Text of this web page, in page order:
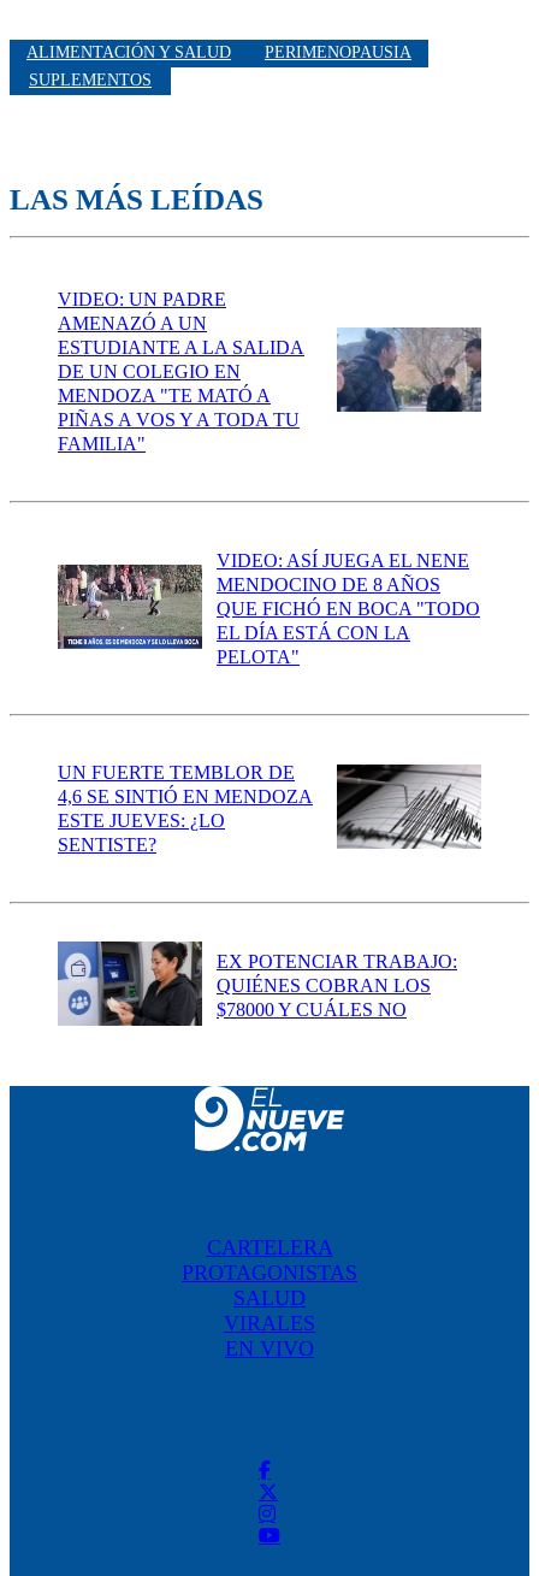
ALIMENTACIÓN Y SALUD
PERIMENOPAUSIA
SUPLEMENTOS
LAS MÁS LEÍDAS
VIDEO: UN PADRE
AMENAZÓ A UN
ESTUDIANTE A LA SALIDA
DE UN COLEGIO EN
MENDOZA "TE MATÓ A
PIÑAS A VOS Y A TODA TU
FAMILIA"
VIDEO: ASÍ JUEGA EL NENE
MENDOCINO DE 8 AÑOS
QUE FICHÓ EN BOCA "TODO
EL DÍA ESTÁ CON LA
PELOTA"
UN FUERTE TEMBLOR DE
4,6 SE SINTIÓ EN MENDOZA
ESTE JUEVES: ¿LO
SENTISTE?
EX POTENCIAR TRABAJO:
QUIÉNES COBRAN LOS
$78000 Y CUÁLES NO
CARTELERA
PROTAGONISTAS
SALUD
VIRALES
EN VIVO